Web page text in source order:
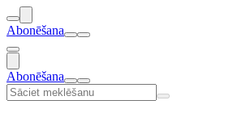
Abonēšana
Abonēšana